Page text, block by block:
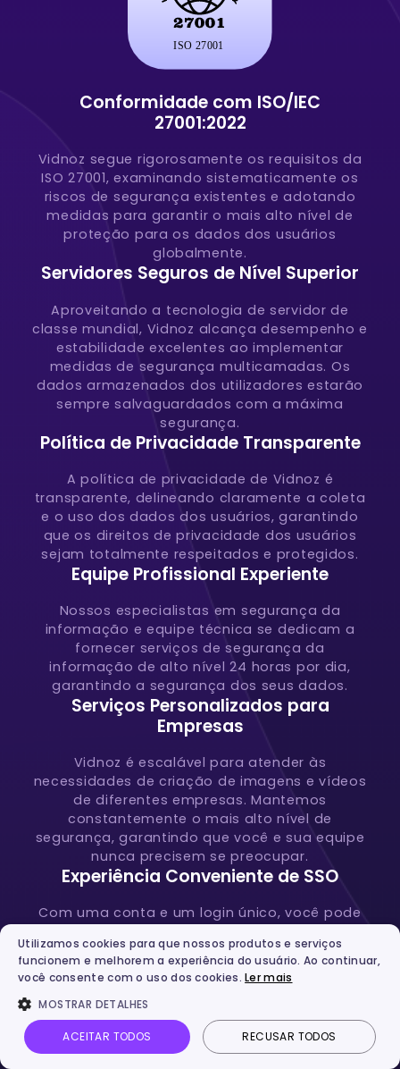
Conformidade com ISO/IEC
27001:2022
Vidnoz segue rigorosamente os requisitos da
ISO 27001, examinando sistematicamente os
riscos de segurança existentes e adotando
medidas para garantir o mais alto nível de
proteção para os dados dos usuários
globalmente.
Servidores Seguros de Nível Superior
Aproveitando a tecnologia de servidor de
classe mundial, Vidnoz alcança desempenho e
estabilidade excelentes ao implementar
medidas de segurança multicamadas. Os
dados armazenados dos utilizadores estarão
sempre salvaguardados com a máxima
segurança.
Política de Privacidade Transparente
A política de privacidade de Vidnoz é
transparente, delineando claramente a coleta
e o uso dos dados dos usuários, garantindo
que os direitos de privacidade dos usuários
sejam totalmente respeitados e protegidos.
Equipe Profissional Experiente
Nossos especialistas em segurança da
informação e equipe técnica se dedicam a
fornecer serviços de segurança da
informação de alto nível 24 horas por dia,
garantindo a segurança dos seus dados.
Serviços Personalizados para
Empresas
Vidnoz é escalável para atender às
necessidades de criação de imagens e vídeos
de diferentes empresas. Mantemos
constantemente o mais alto nível de
segurança, garantindo que você e sua equipe
nunca precisem se preocupar.
Experiência Conveniente de SSO
Com uma conta e um login único, você pode
IA oferecidos por Vidnoz.
Criar Vídeos com IA Grátis
Utilizamos cookies para que nossos produtos e serviços
funcionem e melhorem a experiência do usuário. Ao continuar,
você consente com o uso dos cookies.Ler mais
MOSTRAR DETALHES
ACEITAR TODOS RECUSAR TODOS